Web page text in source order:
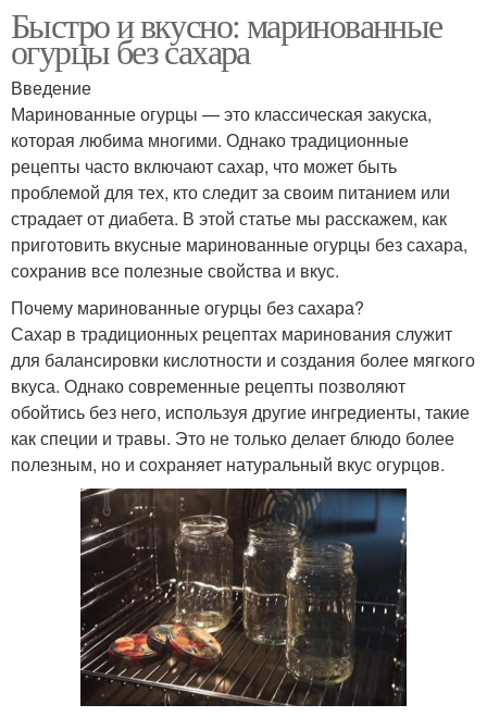
Быстро и вкусно: маринованные
огурцы без сахара
Введение
Маринованные огурцы — это классическая закуска,
которая любима многими. Однако традиционные
рецепты часто включают сахар, что может быть
проблемой для тех, кто следит за своим питанием или
страдает от диабета. В этой статье мы расскажем, как
приготовить вкусные маринованные огурцы без сахара,
сохранив все полезные свойства и вкус.
Почему маринованные огурцы без сахара?
Сахар в традиционных рецептах маринования служит
для балансировки кислотности и создания более мягкого
вкуса. Однако современные рецепты позволяют
обойтись без него, используя другие ингредиенты, такие
как специи и травы. Это не только делает блюдо более
полезным, но и сохраняет натуральный вкус огурцов.